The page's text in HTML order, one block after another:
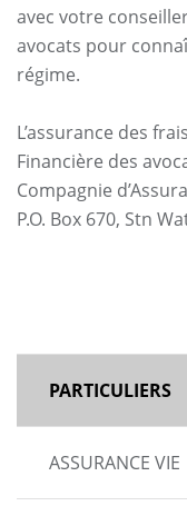
avec votre
avocats pour
régime.
L’assurance des
Financière des
Compagnie
P.O. Box 670, Stn
MAIN
NAVIGATION
PARTICULIERS
ASSURANCE VIE